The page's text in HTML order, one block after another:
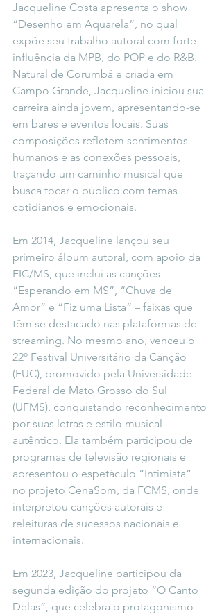
Jacqueline Costa apresenta o show
“Desenho em Aquarela”, no qual
expõe seu trabalho autoral com forte
influência da MPB, do POP e do R&B.
Natural de Corumbá e criada em
Campo Grande, Jacqueline iniciou sua
carreira ainda jovem, apresentando-se
em bares e eventos locais. Suas
composições refletem sentimentos
humanos e as conexões pessoais,
traçando um caminho musical que
busca tocar o público com temas
cotidianos e emocionais.
Em 2014, Jacqueline lançou seu
primeiro álbum autoral, com apoio da
FIC/MS, que inclui as canções
“Esperando em MS”, “Chuva de
Amor” e “Fiz uma Lista” – faixas que
têm se destacado nas plataformas de
streaming. No mesmo ano, venceu o
22º Festival Universitário da Canção
(FUC), promovido pela Universidade
Federal de Mato Grosso do Sul
(UFMS), conquistando reconhecimento
por suas letras e estilo musical
autêntico. Ela também participou de
programas de televisão regionais e
apresentou o espetáculo “Intimista”
no projeto CenaSom, da FCMS, onde
interpretou canções autorais e
releituras de sucessos nacionais e
internacionais.
Em 2023, Jacqueline participou da
segunda edição do projeto “O Canto
Delas”, que celebra o protagonismo